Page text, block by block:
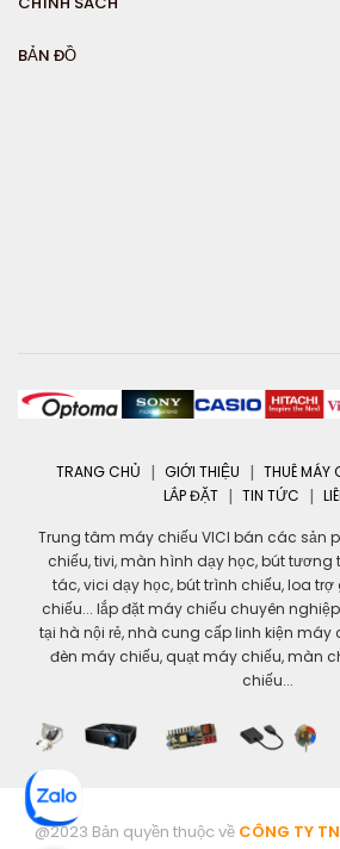
BẢN ĐỒ
TRANG CHỦ GIỚI THIỆU THUÊ MÁY
LẮP ĐẶT
TIN TỨC
Trung tâm máy chiếu VICI bán các sản
chiếu, tivi, màn hình dạy học, bút
tác, vici dạy học, bút trình chiếu, loa trợ
chiếu... lắp đặt máy chiếu chuyên
tại hà nội rẻ, nhà cung cấp linh kiện
đèn máy chiếu, quạt máy chiếu, màn
chiếu...
@2023 Bản quyền thuộc về CÔNG TY